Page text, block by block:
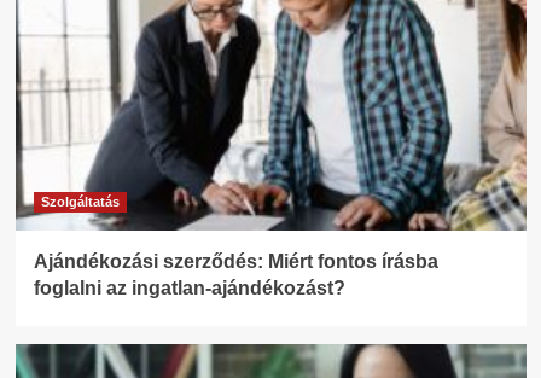
Szolgáltatás
Ajándékozási szerződés: Miért fontos írásba
foglalni az ingatlan-ajándékozást?